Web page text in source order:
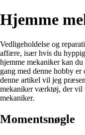
Hjemme
Vedligeholdelse og
affære, især hvis du
hjemme mekaniker kan
gang med denne hobby
denne artikel vil jeg
mekaniker værktøj, der vil
mekaniker.
Momentsnøgle